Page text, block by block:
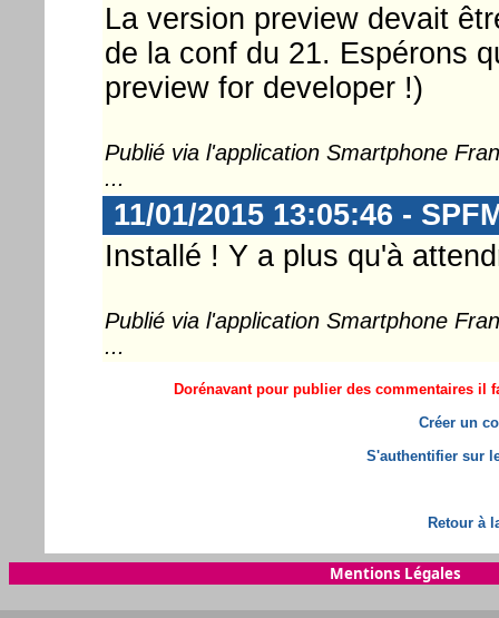
La version preview devait
de la conf du 21. Espérons
preview for developer !)
Publié via l'application Smartphone
...
11/01/2015 13:05:46 -
Installé ! Y a plus qu'à
Publié via l'application Smartphone
...
Dorénavant pour publier des commentaires il
Créer un
S'authentifier sur
Retour à
Mentions Légales